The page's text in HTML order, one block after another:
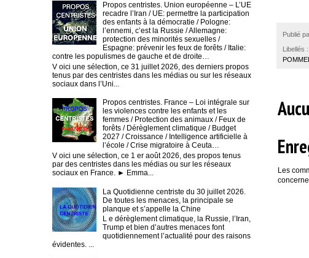
Publié
Libellés :
Les
Propos centristes. Union européenne – L’UE
recadre l’Iran / UE: permettre la participation
des enfants à la démocratie / Pologne:
l’ennemi, c’est la Russie / Allemagne:
protection des minorités sexuelles /
Espagne: prévenir les feux de forêts / Italie:
contre les populismes de gauche et de droite…
V oici une sélection, ce 31 juillet 2026, des derniers propos
tenus par des centristes dans les médias ou sur les réseaux
sociaux dans l’Uni...
Propos centristes. France – Loi intégrale sur
les violences contre les enfants et les
femmes / Protection des animaux / Feux de
forêts / Dérèglement climatique / Budget
2027 / Croissance / Intelligence artificielle à
l’école / Crise migratoire à Ceuta…
V oici une sélection, ce 1 er août 2026, des propos tenus
par des centristes dans les médias ou sur les réseaux
sociaux en France. ► Emma...
La Quotidienne centriste du 30 juillet 2026.
De toutes les menaces, la principale se
planque et s’appelle la Chine
L e dérèglement climatique, la Russie, l’Iran,
Trump et bien d’autres menaces font
quotidiennement l’actualité pour des raisons
évidentes. ...